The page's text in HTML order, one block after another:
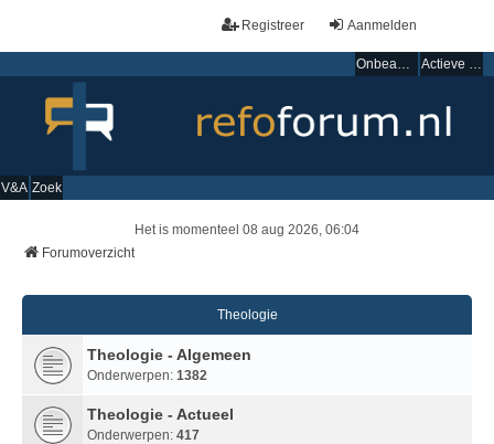
Aanmelden
Registreer
Onbeantwoorde onderwerpen Actieve onderwerpen
V&A Zoek
Het is momenteel 08 aug 2026, 06:04
Forumoverzicht
Theologie
Theologie - Algemeen
Onderwerpen: 1382
Theologie - Actueel
Onderwerpen: 417